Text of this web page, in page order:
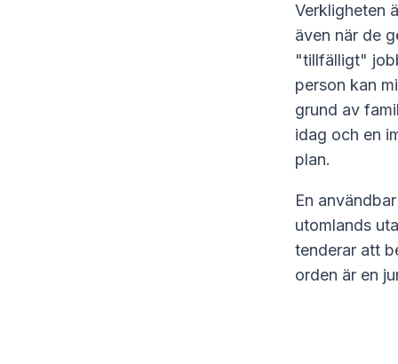
Verkligheten
även när de
"tillfälligt"
person kan
grund av
idag och en
plan.
En
utomlands
tenderar att
orden är en